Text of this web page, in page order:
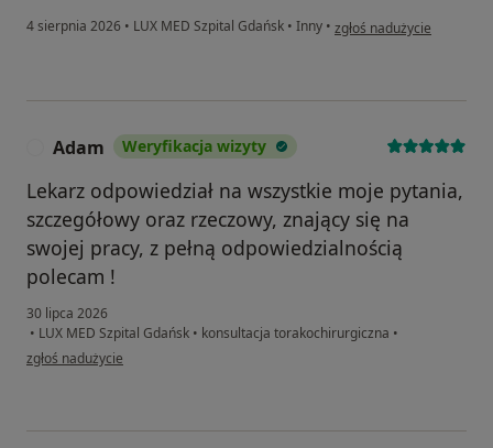
4 sierpnia 2026 • LUX MED Szpital Gdańsk • Inny • w opinii użytkownika DN
zgłoś nadużycie
Adam Weryfikacja wizyty
Lekarz odpowiedział na wszystkie moje pytania,
szczegółowy oraz rzeczowy, znający się na
swojej pracy, z pełną odpowiedzialnością
polecam !
30 lipca 2026
• LUX MED Szpital Gdańsk • konsultacja torakochirurgiczna •
w opinii użytkownika Adam
zgłoś nadużycie